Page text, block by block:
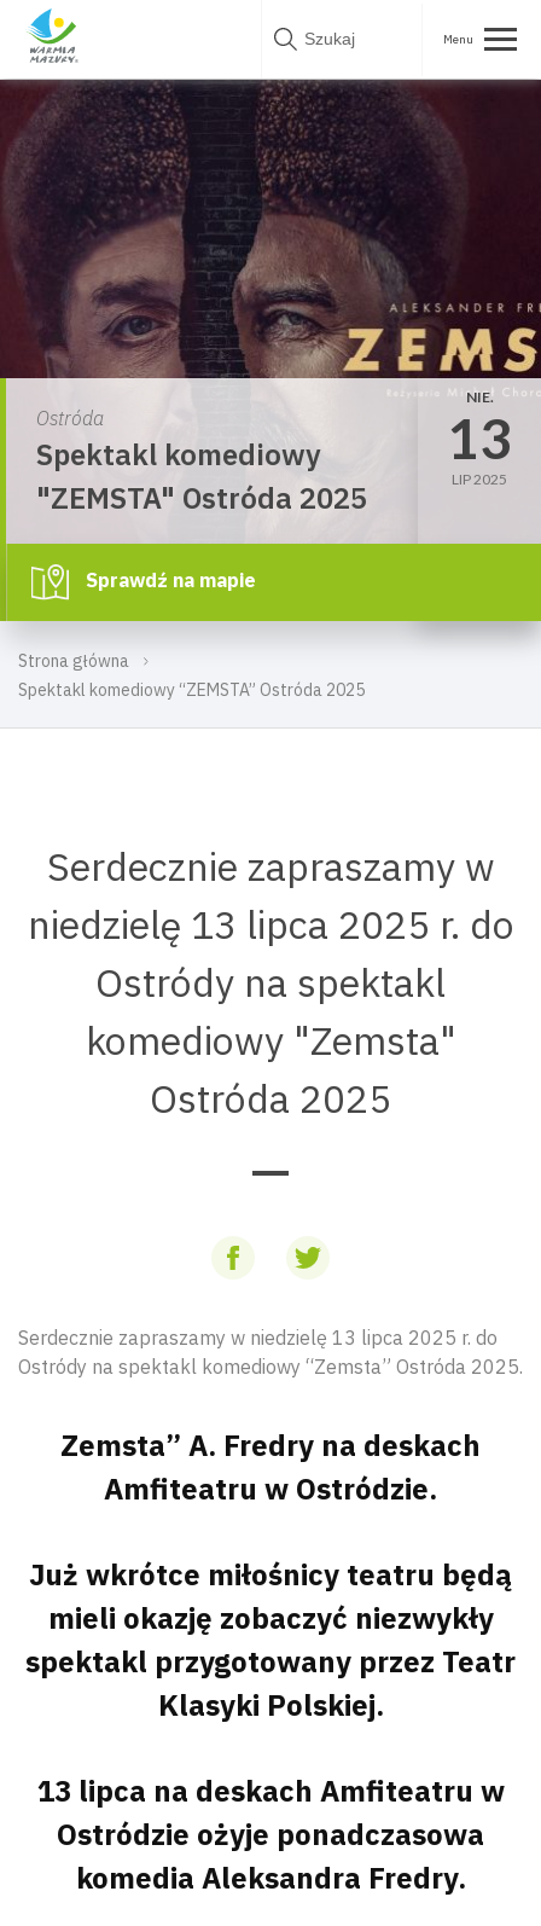
Skip
Strona główna
Spektakl komediowy “ZEMSTA” Ostróda 2025
Ostróda
Spektakl komediowy
"ZEMSTA" Ostróda 2025
NIE.
13
LIP 2025
Sprawdź na mapie
Serdecznie zapraszamy w
niedzielę 13 lipca 2025 r. do
Ostródy na spektakl
komediowy "Zemsta"
Ostróda 2025
Serdecznie zapraszamy w niedzielę 13 lipca 2025 r. do
Ostródy na spektakl komediowy “Zemsta” Ostróda 2025.
Zemsta” A. Fredry na deskach
Amfiteatru w Ostródzie.
Już wkrótce miłośnicy teatru będą
mieli okazję zobaczyć niezwykły
spektakl przygotowany przez Teatr
Klasyki Polskiej.
13 lipca na deskach Amfiteatru w
Ostródzie ożyje ponadczasowa
komedia Aleksandra Fredry.